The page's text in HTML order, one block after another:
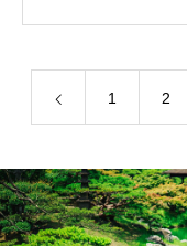
1 2